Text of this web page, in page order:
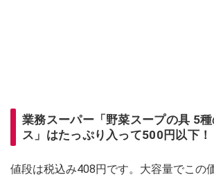
業務スーパー「野菜スープの具 5
ス」はたっぷり入って500円以下！
値段は税込み408円です。大容量でこの